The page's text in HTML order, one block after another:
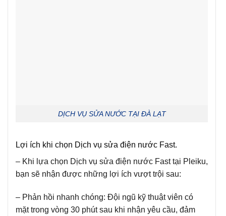
DỊCH VỤ SỬA NƯỚC TẠI ĐÀ LẠT
Lợi ích khi chọn Dịch vụ sửa điện nước Fast.
– Khi lựa chọn Dịch vụ sửa điện nước Fast tại Pleiku,
bạn sẽ nhận được những lợi ích vượt trội sau:
– Phản hồi nhanh chóng: Đội ngũ kỹ thuật viên có
mặt trong vòng 30 phút sau khi nhận yêu cầu, đảm